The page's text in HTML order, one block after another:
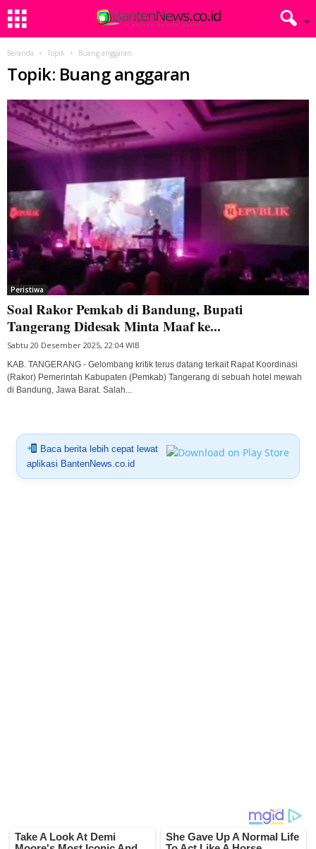
Beranda Topik Buang anggaran
Topik: Buang anggaran
Peristiwa
Soal Rakor Pemkab di Bandung, Bupati
Tangerang Didesak Minta Maaf ke...
Sabtu 20 Desember 2025, 22:04 WIB
KAB. TANGERANG - Gelombang kritik terus datang terkait Rapat Koordinasi
(Rakor) Pemerintah Kabupaten (Pemkab) Tangerang di sebuah hotel mewah
di Bandung, Jawa Barat. Salah...
Baca berita lebih cepat lewat
aplikasi BantenNews.co.id